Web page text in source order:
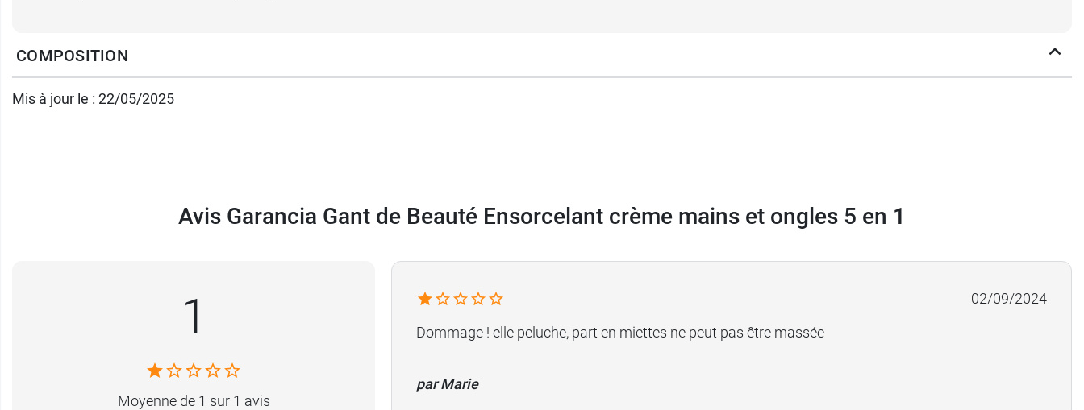
sucres, un
Pharma GDD vous propose aussi l'
COMPOSITION
Mis à jour le : 22/05/2025
Avis Garancia Gant de Beauté Ensorcelant crème mains et ongles 5 en 1
1
Moyenne de 1 sur 1 avis
02/09/2024
Dommage ! elle peluche, part en miettes ne peut pas être massée
par Marie